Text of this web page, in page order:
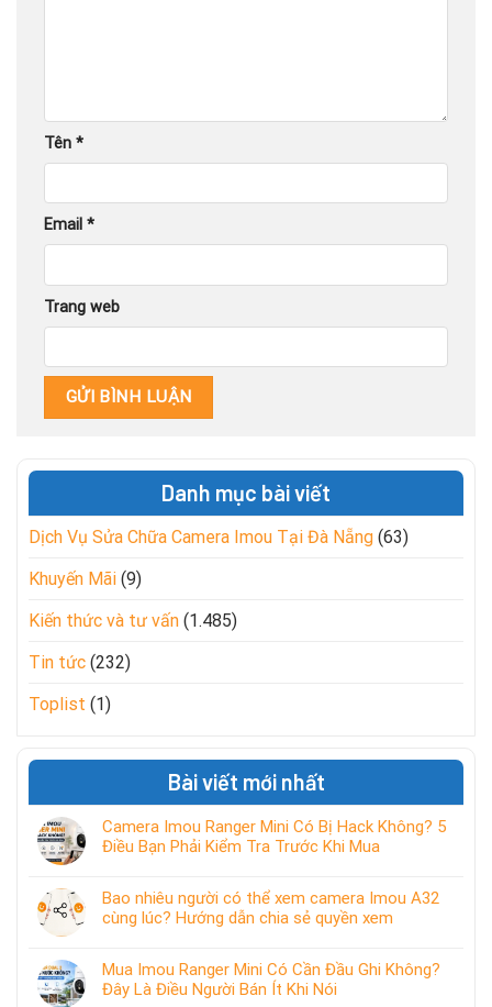
Tên *
Email *
Trang web
Danh mục bài viết
Dịch Vụ Sửa Chữa Camera Imou Tại Đà Nẵng (63)
Khuyến Mãi (9)
Kiến thức và tư vấn (1.485)
Tin tức (232)
Toplist (1)
Bài viết mới nhất
Camera Imou Ranger Mini Có Bị Hack Không? 5
Điều Bạn Phải Kiểm Tra Trước Khi Mua
Bao nhiêu người có thể xem camera Imou A32
cùng lúc? Hướng dẫn chia sẻ quyền xem
Mua Imou Ranger Mini Có Cần Đầu Ghi Không?
Đây Là Điều Người Bán Ít Khi Nói